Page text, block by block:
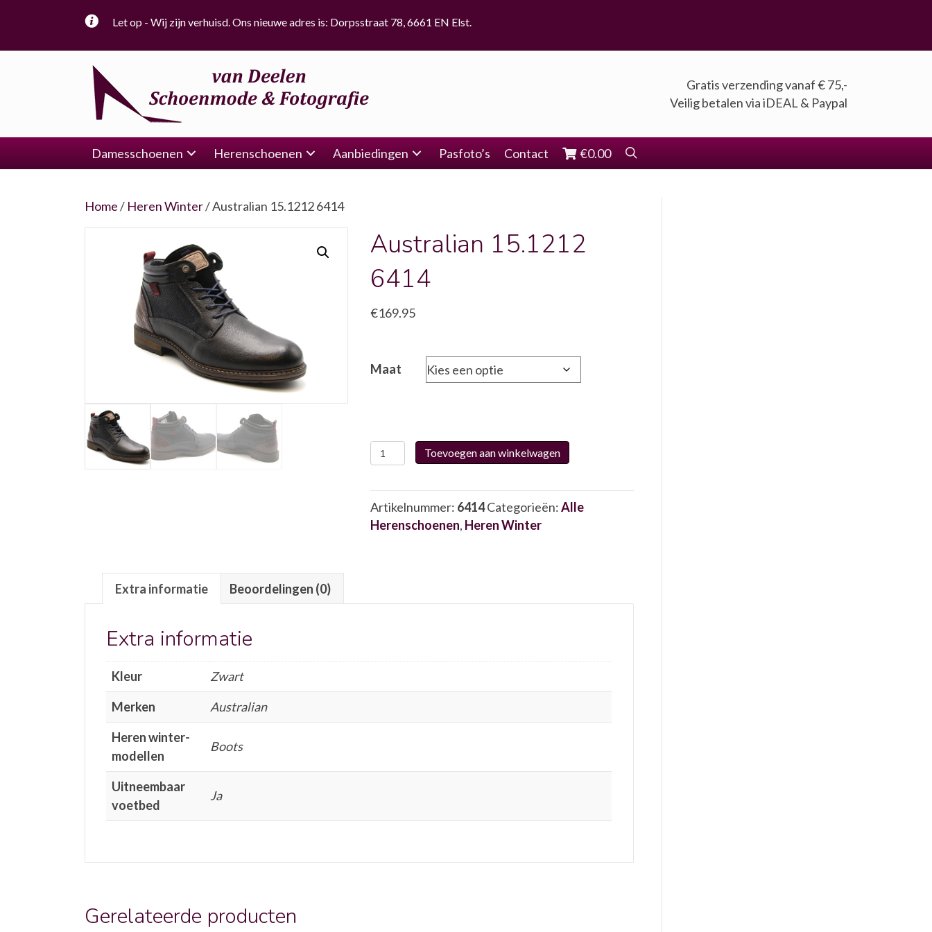
Let op - Wij zijn verhuisd. Ons nieuwe adres is: Dorpsstraat 78, 6661 EN Elst.
Gratis verzending vanaf € 75,-
Veilig betalen via iDEAL & Paypal
Damesschoenen Herenschoenen Aanbiedingen Pasfoto’s Contact €0.00
Home/ Heren Winter/ Australian 15.1212 6414
Australian 15.1212
6414
€169.95
Maat
Australian
15.1212
aantal
Toevoegen aan winkelwagen
Artikelnummer: 6414 Categorieën:Alle
Herenschoenen, Heren Winter
Extra informatie Beoordelingen (0)
Extra informatie
Kleur
Zwart
Merken
Australian
Heren winter-
modellen
Boots
Uitneembaar
voetbed
Ja
Gerelateerde producten